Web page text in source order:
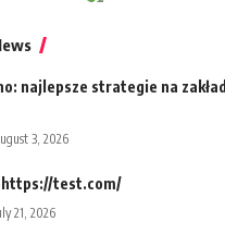
najlepsze strategie na
3, 2026
test.com/
21, 2026